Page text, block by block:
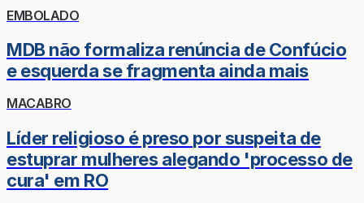
EMBOLADO
MDB não formaliza renúncia de Confúcio
e esquerda se fragmenta ainda mais
MACABRO
Líder religioso é preso por suspeita de
estuprar mulheres alegando 'processo de
cura' em RO